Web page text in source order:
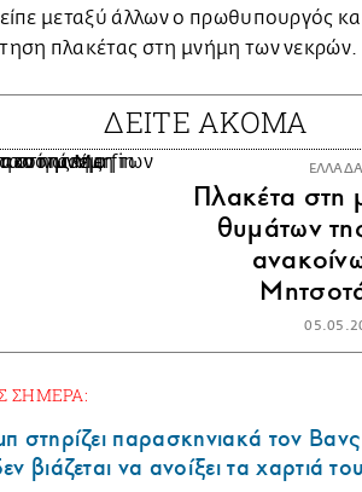
μεταξύ άλλων ο πρωθυπουργός
πλακέτας στη μνήμη των νεκρών.
ΔΕΙΤΕ ΑΚΟΜΑ
ΕΛΛΑΔΑ
Πλακέτα στη
θυμάτων
ΣΗΜΕΡΑ:
στηρίζει παρασκηνιακά τον
βιάζεται να ανοίξει τα χαρτιά του